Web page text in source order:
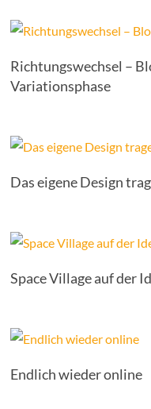
Richtungswechsel –
Variationsphase
Das eigene Design
Space Village auf der
Endlich wieder online